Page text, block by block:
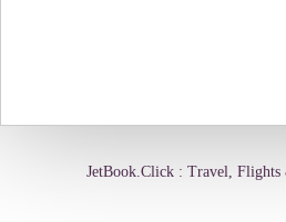
JetBook.Click : Travel, Flights